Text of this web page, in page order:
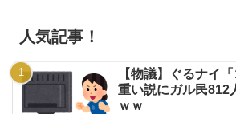
人気記事！
【物議】ぐるナイ
重い説にガル民812
ｗｗ